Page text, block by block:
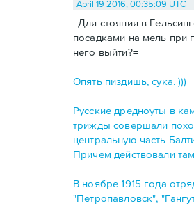
April 19 2016, 00:35:09 UTC
=Для стояния в
посадками на мель при
него выйти?=
Опять пиздишь, сука. )))
Русские дредноуты в
трижды совершали
центральную часть
Причем действовали
В ноябре 1915 года
"Петропавловск",